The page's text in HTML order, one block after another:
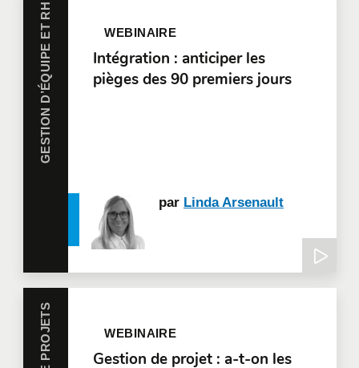
GESTION D’ÉQUIPE ET RH WEBINAIRE
Intégration : anticiper les
pièges des 90 premiers jours
par Linda Arsenault
WEBINAIRE
Gestion de projet : a-t-on les